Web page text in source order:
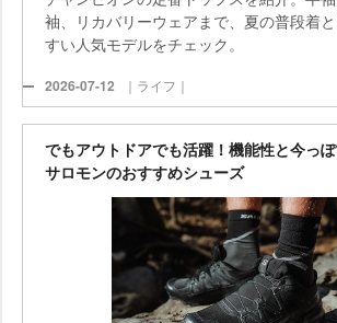
袖、リカバリーウェアまで、夏の普段
すい人気モデルをチェック。
2026-07-12 ｜ライフ｜
でもアウトドアでも活躍！機能性と今っ
サロモンのおすすめシューズ